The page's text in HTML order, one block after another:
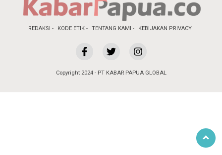
REDAKSI KODE ETIK TENTANG KAMI KEBIJAKAN PRIVACY
Copyright 2024 - PT KABAR PAPUA GLOBAL